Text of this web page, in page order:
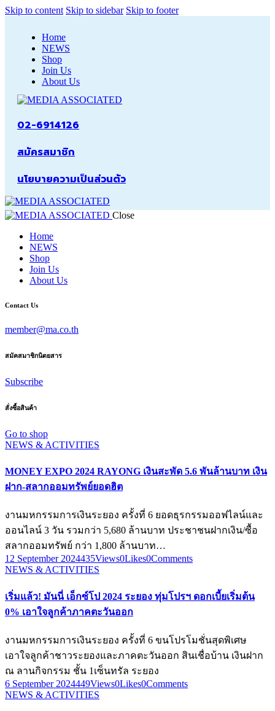
Skip to content Skip to sidebar Skip to footer
Home
NEWS
Shop
Join Us
About Us
02-6914126
สมัครสมาชิก
นโยบายความเป็นส่วนตัว
Close
Home
NEWS
Shop
Join Us
About Us
Contact Us
member@ma.co.th
สมัคสมาชิกนิตยสาร
Subscribe
สั่งซื้อสินค้า
Go to shop
NEWS & ACTIVITIES
MONEY EXPO 2024 RAYONG เงินสะพัด 5.6 พันล้านบาท เงิน
ฝาก-สลากออมทรัพย์ยอดฮิต
งานมหกรรมการเงินระยอง ครั้งที่ 6 ยอดธุรกรรมออฟไลน์และ
ออนไลน์ 3 วัน รวมกว่า 5,680 ล้านบาท ประชาชนฝากเงิน/ซื้อ
สลากออมทรัพย์ กว่า 1,800 ล้านบาท…
12 September 2024435Views0Likes0Comments
NEWS & ACTIVITIES
เริ่มแล้ว! มันนี่ เอ็กซ์โป 2024 ระยอง ทุ่มโปรฯ ดอกเบี้ยเริ่มต้น
0% เอาใจลูกค้าภาคตะวันออก
งานมหกรรมการเงินระยอง ครั้งที่ 6 ขนโปรโมชั่นสุดพิเศษ
เอาใจลูกค้าชาวระยองและภาคตะวันออก สินเชื่อบ้าน เงินฝาก
ณ ลานกิจกรรม ชั้น 1เซ็นทรัล ระยอง
6 September 2024449Views0Likes0Comments
NEWS & ACTIVITIES